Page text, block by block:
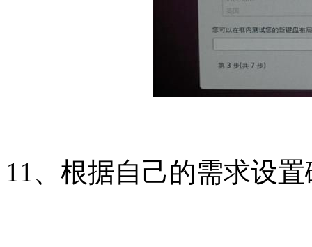
11、根据自己的需求设